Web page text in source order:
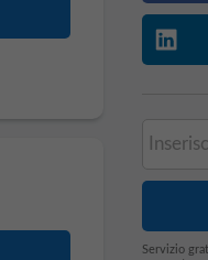
Servizio